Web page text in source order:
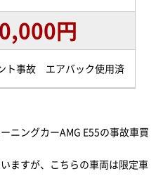
円
ト事故 エアバック使用済
ニングカーAMG E55の事故車買
ますが、こちらの車両は限定車